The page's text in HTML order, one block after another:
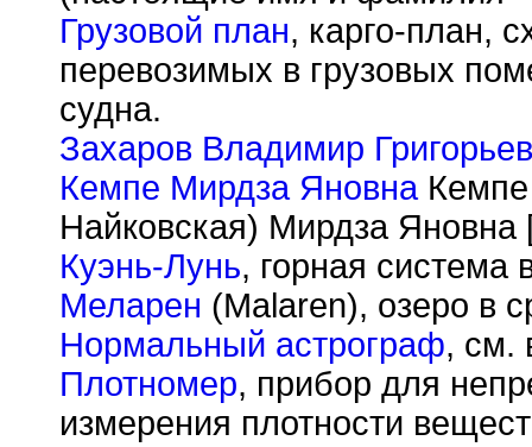
Грузовой план, карго-план,
перевозимых в грузовых
судна.
Захаров Владимир
Кемпе Мирдза Яновна
Найковская) Мирдза Яновна
Куэнь-Лунь, горная система
Меларен (Malaren), озеро в
Нормальный астрограф, см.
Плотномер, прибор для
измерения плотности